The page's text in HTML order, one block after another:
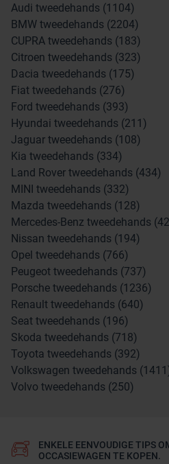
Audi tweedehands (1104)
BMW tweedehands (2204)
CUPRA tweedehands (183)
Citroen tweedehands (323)
Dacia tweedehands (175)
Fiat tweedehands (276)
Ford tweedehands (393)
Hyundai tweedehands (211)
Jaguar tweedehands (108)
Kia tweedehands (334)
Land Rover tweedehands (434)
MINI tweedehands (332)
Mazda tweedehands (128)
Mercedes-Benz tweedehands
Nissan tweedehands (194)
Opel tweedehands (766)
Peugeot tweedehands (737)
Porsche tweedehands (1236)
Renault tweedehands (640)
Seat tweedehands (196)
Skoda tweedehands (718)
Toyota tweedehands (392)
Volkswagen tweedehands
Volvo tweedehands (250)
ENKELE EENVOUDIGE TIPS
OCCASIEWAGEN TE KOPEN.